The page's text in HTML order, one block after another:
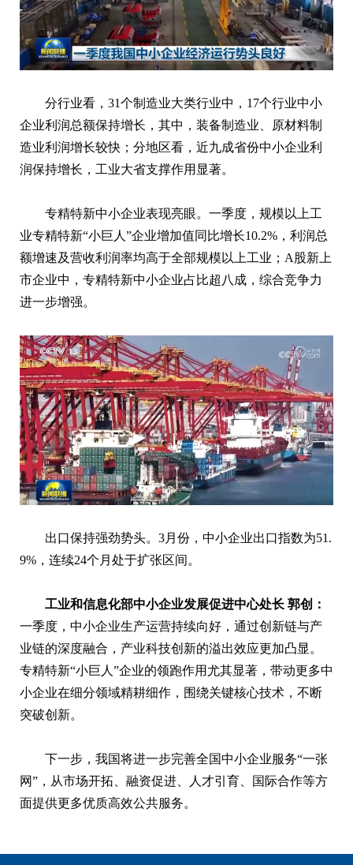
分行业看，31个制造业大类行业中，17个行业中小
企业利润总额保持增长，其中，装备制造业、原材料制
造业利润增长较快；分地区看，近九成省份中小企业利
润保持增长，工业大省支撑作用显著。
专精特新中小企业表现亮眼。一季度，规模以上工
业专精特新“小巨人”企业增加值同比增长10.2%，利润总
额增速及营收利润率均高于全部规模以上工业；A股新上
市企业中，专精特新中小企业占比超八成，综合竞争力
进一步增强。
出口保持强劲势头。3月份，中小企业出口指数为51.
9%，连续24个月处于扩张区间。
工业和信息化部中小企业发展促进中心处长 郭创：
一季度，中小企业生产运营持续向好，通过创新链与产
业链的深度融合，产业科技创新的溢出效应更加凸显。
专精特新“小巨人”企业的领跑作用尤其显著，带动更多中
小企业在细分领域精耕细作，围绕关键核心技术，不断
突破创新。
下一步，我国将进一步完善全国中小企业服务“一张
网”，从市场开拓、融资促进、人才引育、国际合作等方
面提供更多优质高效公共服务。